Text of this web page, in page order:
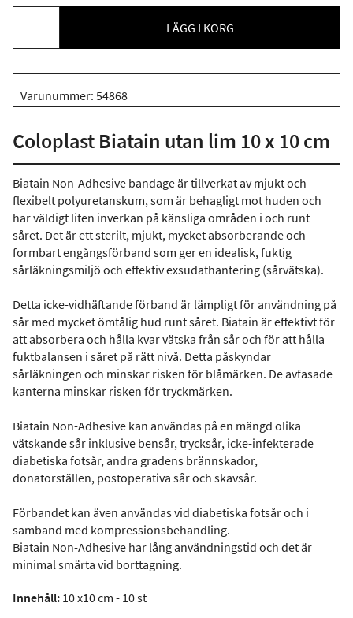
LÄGG I KORG
Varunummer: 54868
Coloplast Biatain utan lim 10 x 10 cm
Biatain Non-Adhesive bandage är tillverkat av mjukt och
flexibelt polyuretanskum, som är behagligt mot huden och
har väldigt liten inverkan på känsliga områden i och runt
såret. Det är ett sterilt, mjukt, mycket absorberande och
formbart engångsförband som ger en idealisk, fuktig
sårläkningsmiljö och effektiv exsudathantering (sårvätska).
Detta icke-vidhäftande förband är lämpligt för användning på
sår med mycket ömtålig hud runt såret. Biatain är effektivt för
att absorbera och hålla kvar vätska från sår och för att hålla
fuktbalansen i såret på rätt nivå. Detta påskyndar
sårläkningen och minskar risken för blåmärken. De avfasade
kanterna minskar risken för tryckmärken.
Biatain Non-Adhesive kan användas på en mängd olika
vätskande sår inklusive bensår, trycksår, icke-infekterade
diabetiska fotsår, andra gradens brännskador,
donatorställen, postoperativa sår och skavsår.
Förbandet kan även användas vid diabetiska fotsår och i
samband med kompressionsbehandling.
Biatain Non-Adhesive har lång användningstid och det är
minimal smärta vid borttagning.
Innehåll: 10 x10 cm - 10 st